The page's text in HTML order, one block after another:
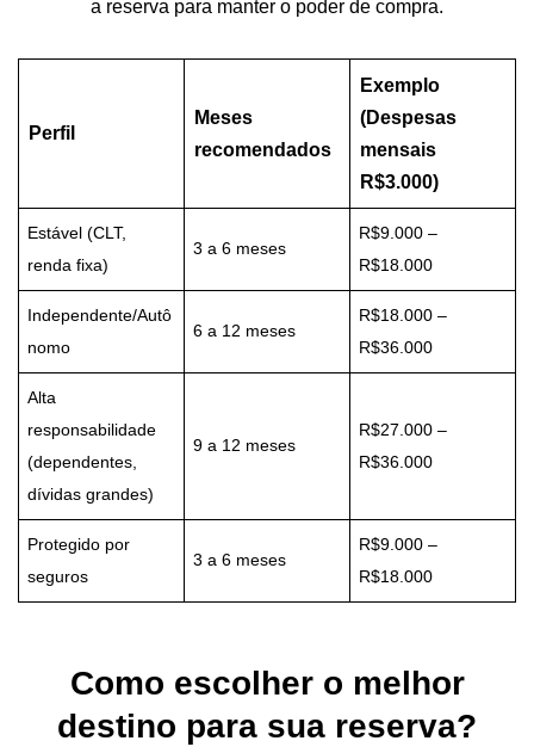
a reserva para manter o poder de compra.
Perfil
Meses
recomendados
Exemplo
(Despesas
mensais
R$3.000)
Estável (CLT,
renda fixa)
3 a 6 meses
R$9.000 –
R$18.000
Independente/Autô
nomo
6 a 12 meses
R$18.000 –
R$36.000
Alta
responsabilidade
(dependentes,
dívidas grandes)
9 a 12 meses
R$27.000 –
R$36.000
Protegido por
seguros
3 a 6 meses
R$9.000 –
R$18.000
Como escolher o melhor
destino para sua reserva?